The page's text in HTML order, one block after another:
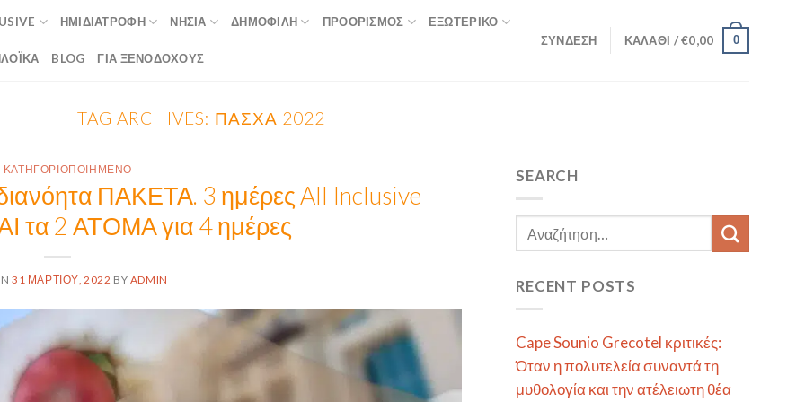
ΗΜΙΔΙΑΤΡΟΦΉ ΝΗΣΙΆ ΔΗΜΟΦΙΛΉ ΠΡΟΟΡΙΣΜΟΣ ΕΞΩΤΕΡΙΚΌ
BLOG ΓΙΑ ΞΕΝΟΔΟΧΟΥΣ
ΣΎΝΔΕΣΗ ΚΑΛΆΘΙ /€0,00 0
TAG ARCHIVES: ΠΆΣΧΑ 2022
ΚΑΤΗΓΟΡΙΟΠΟΙΗΜΈΝΟ
ΠΑΚΕΤΑ. 3 ημέρες All Inclusive
τα 2 ΑΤΟΜΑ για 4 ημέρες
31 ΜΑΡΤΊΟΥ, 2022 BY ADMIN
SEARCH
RECENT POSTS
Cape Sounio Grecotel κριτικές:
Όταν η πολυτελεία συναντά τη
μυθολογία και την ατέλειωτη θέα